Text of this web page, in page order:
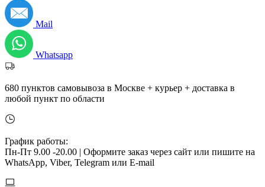
Mail
Whatsapp
680 пунктов самовывоза в Москве + курьер + доставка в
любой пункт по области
График работы:
Пн-Пт 9.00 -20.00 | Оформите заказ через сайт или пишите на
WhatsApp, Viber, Telegram или E-mail